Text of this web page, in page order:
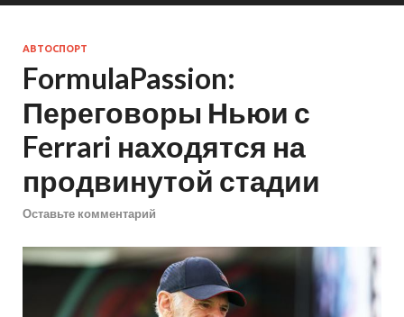
АВТОСПОРТ
FormulaPassion:
Переговоры Ньюи с
Ferrari находятся на
продвинутой стадии
Оставьте комментарий